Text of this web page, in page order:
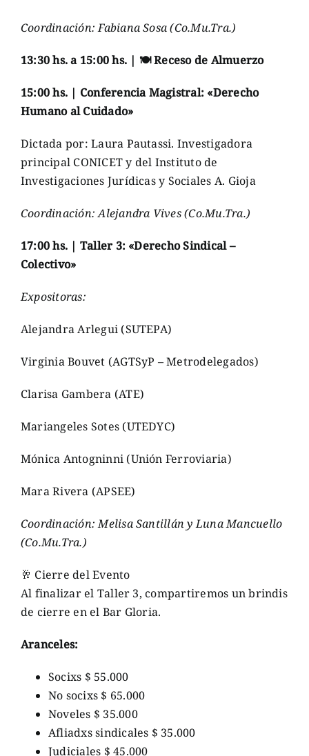
Coordinación: Fabiana Sosa (Co.Mu.Tra.)
13:30 hs. a 15:00 hs. | 🍽️ Receso de Almuerzo
15:00 hs. | Conferencia Magistral: «Derecho
Humano al Cuidado»
Dictada por: Laura Pautassi. Investigadora
principal CONICET y del Instituto de
Investigaciones Jurídicas y Sociales A. Gioja
Coordinación: Alejandra Vives (Co.Mu.Tra.)
17:00 hs. | Taller 3: «Derecho Sindical –
Colectivo»
Expositoras:
Alejandra Arlegui (SUTEPA)
Virginia Bouvet (AGTSyP – Metrodelegados)
Clarisa Gambera (ATE)
Mariangeles Sotes (UTEDYC)
Mónica Antogninni (Unión Ferroviaria)
Mara Rivera (APSEE)
Coordinación: Melisa Santillán y Luna Mancuello
(Co.Mu.Tra.)
🥂 Cierre del Evento
Al finalizar el Taller 3, compartiremos un brindis
de cierre en el Bar Gloria.
Aranceles:
Socixs $ 55.000
No socixs $ 65.000
Noveles $ 35.000
Afliadxs sindicales $ 35.000
Judiciales $ 45.000